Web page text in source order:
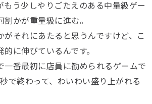
もう少しやりごたえのある中量級ゲー
かが重量級に進む。
がそれにあたると思うんですけど、こ
に伸びているんです。
一番最初に店員に勧められるゲームで
で終わって、わいわい盛り上がれる